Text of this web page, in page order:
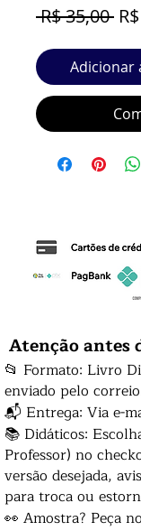
R$ 35,00
Adicionar
Atenção antes
📂 Formato: Livro
enviado pelo
📬 Entrega: Via e-
📚 Didáticos:
Professor) no
versão desejada,
para troca ou
👀 Amostra? Peça